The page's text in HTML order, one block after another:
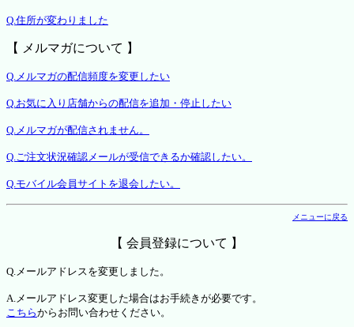
Q.住所が変わりました
【 メルマガについて 】
Q.メルマガの配信頻度を変更したい
Q.お気に入り店舗からの配信を追加・停止したい
Q.メルマガが配信されません。
Q.ご注文状況確認メールが受信できるか確認したい。
Q.モバイル会員サイトを退会したい。
メニューに戻る
【 会員登録について 】
Q.メールアドレスを変更しました。
A.メールアドレス変更した場合はお手続きが必要です。
こちらからお問い合わせください。